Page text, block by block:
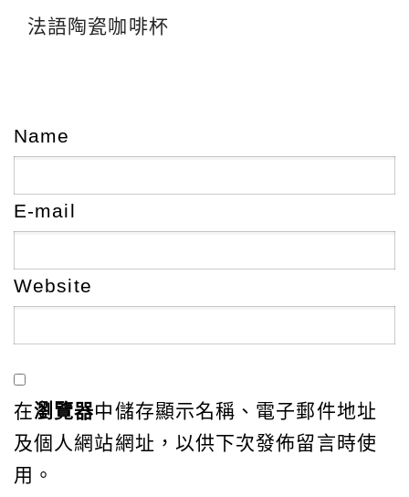
法語陶瓷咖啡杯
Name
E-mail
Website
在瀏覽器中儲存顯示名稱、電子郵件地址
及個人網站網址，以供下次發佈留言時使
用。